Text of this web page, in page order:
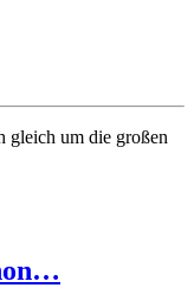
gleich um die großen